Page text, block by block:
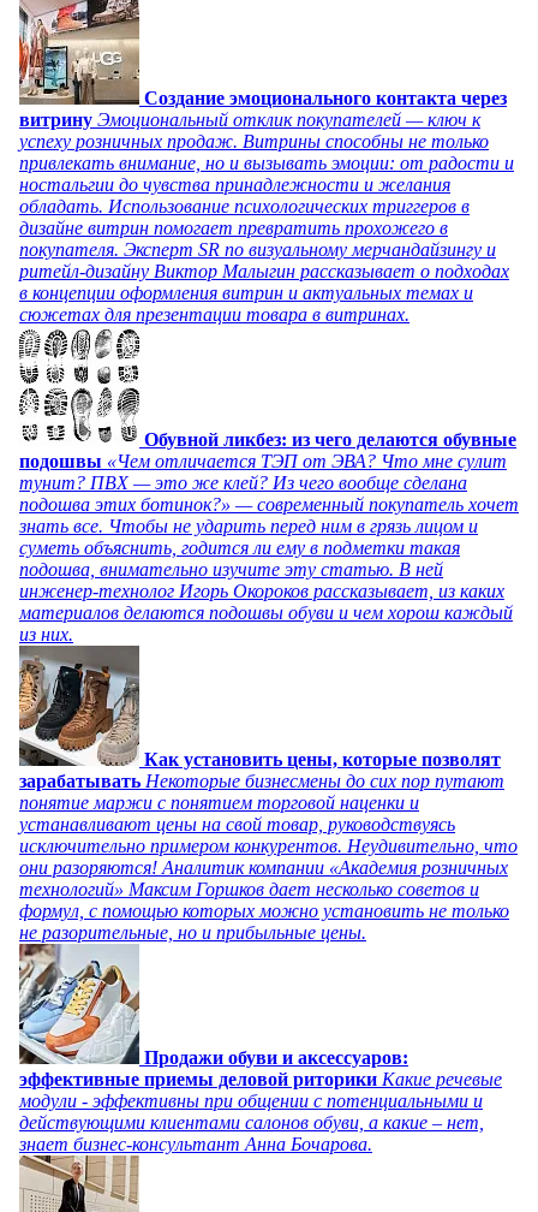
Создание эмоционального контакта через
витрину Эмоциональный отклик покупателей — ключ к
успеху розничных продаж. Витрины способны не только
привлекать внимание, но и вызывать эмоции: от радости и
ностальгии до чувства принадлежности и желания
обладать. Использование психологических триггеров в
дизайне витрин помогает превратить прохожего в
покупателя. Эксперт SR по визуальному мерчандайзингу и
ритейл-дизайну Виктор Малыгин рассказывает о подходах
в концепции оформления витрин и актуальных темах и
сюжетах для презентации товара в витринах.
Обувной ликбез: из чего делаются обувные
подошвы «Чем отличается ТЭП от ЭВА? Что мне сулит
тунит? ПВХ — это же клей? Из чего вообще сделана
подошва этих ботинок?» — современный покупатель хочет
знать все. Чтобы не ударить перед ним в грязь лицом и
суметь объяснить, годится ли ему в подметки такая
подошва, внимательно изучите эту статью. В ней
инженер-технолог Игорь Окороков рассказывает, из каких
материалов делаются подошвы обуви и чем хорош каждый
из них.
Как установить цены, которые позволят
зарабатывать Некоторые бизнесмены до сих пор путают
понятие маржи с понятием торговой наценки и
устанавливают цены на свой товар, руководствуясь
исключительно примером конкурентов. Неудивительно, что
они разоряются! Аналитик компании «Академия розничных
технологий» Максим Горшков дает несколько советов и
формул, с помощью которых можно установить не только
не разорительные, но и прибыльные цены.
Продажи обуви и аксессуаров:
эффективные приемы деловой риторики Какие речевые
модули - эффективны при общении с потенциальными и
действующими клиентами салонов обуви, а какие – нет,
знает бизнес-консультант Анна Бочарова.